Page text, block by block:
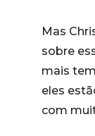
Mas
sobre
mais
eles
com